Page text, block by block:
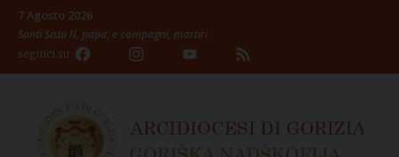
Skip
content
7 Agosto 2026
Santi Sisto II, papa, e compagni, martiri
seguici su Facebook InstagramYouTube
Channel